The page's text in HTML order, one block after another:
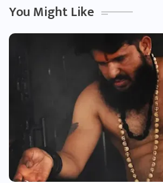
You Might Like